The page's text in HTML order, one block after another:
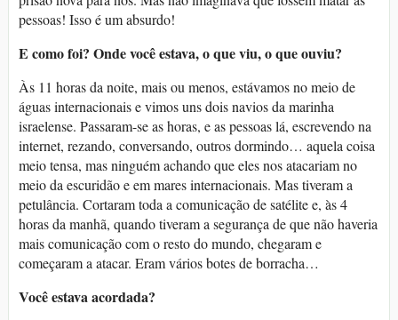
pessoas! Isso é um absurdo!
E como foi? Onde você estava, o que viu, o que ouviu?
Às 11 horas da noite, mais ou menos, estávamos no meio de
águas internacionais e vimos uns dois navios da marinha
israelense. Passaram-se as horas, e as pessoas lá, escrevendo na
internet, rezando, conversando, outros dormindo… aquela coisa
meio tensa, mas ninguém achando que eles nos atacariam no
meio da escuridão e em mares internacionais. Mas tiveram a
petulância. Cortaram toda a comunicação de satélite e, às 4
horas da manhã, quando tiveram a segurança de que não haveria
mais comunicação com o resto do mundo, chegaram e
começaram a atacar. Eram vários botes de borracha…
Você estava acordada?